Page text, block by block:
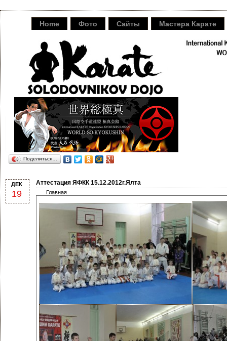
Home Фото Сайты Мастера Карате
Поделиться…
ДЕК
19
Аттестация ЯФКК 15.12.2012г.Ялта
Главная